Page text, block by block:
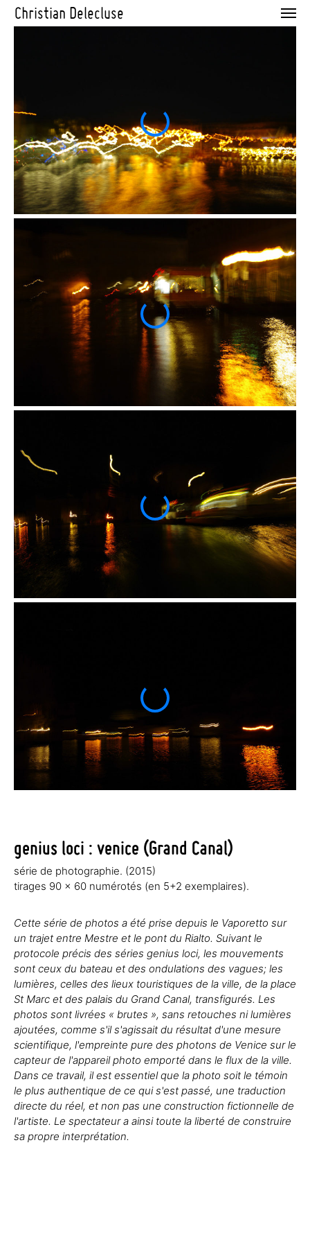
Christian Delecluse
Projets par catégorie
Photographie
Architecture
Perfomance
Installation
Projets par thème
Technologie et nature
hasards objectifs
fiction spéculative
fantômes et esprits des lieux
ambiguités perceptuelles
genius loci : venice (Grand Canal)
série de photographie. (2015)
tirages 90 x 60 numérotés (en 5+2 exemplaires).
Cette série de photos a été prise depuis le Vaporetto sur
un trajet entre Mestre et le pont du Rialto. Suivant le
protocole précis des séries genius loci, les mouvements
sont ceux du bateau et des ondulations des vagues; les
lumières, celles des lieux touristiques de la ville, de la place
St Marc et des palais du Grand Canal, transfigurés. Les
photos sont livrées « brutes », sans retouches ni lumières
ajoutées, comme s'il s'agissait du résultat d'une mesure
scientifique, l'empreinte pure des photons de Venice sur le
capteur de l'appareil photo emporté dans le flux de la ville.
Dans ce travail, il est essentiel que la photo soit le témoin
le plus authentique de ce qui s'est passé, une traduction
directe du réel, et non pas une construction fictionnelle de
l'artiste. Le spectateur a ainsi toute la liberté de construire
sa propre interprétation.